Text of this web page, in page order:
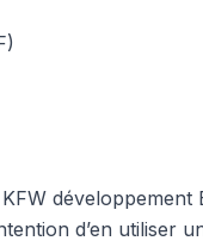
développement
d’en utiliser